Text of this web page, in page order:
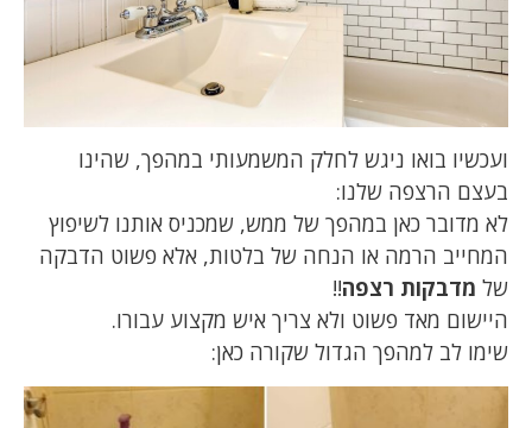
ועכשיו בואו ניגש לחלק המשמעותי במהפך, שהינו
בעצם הרצפה שלנו:
לא מדובר כאן במהפך של ממש, שמכניס אותנו לשיפוץ
המחייב הרמה או הנחה של בלטות, אלא פשוט הדבקה
של מדבקות רצפה!!
היישום מאד פשוט ולא צריך איש מקצוע עבורו.
שימו לב למהפך הגדול שקורה כאן: